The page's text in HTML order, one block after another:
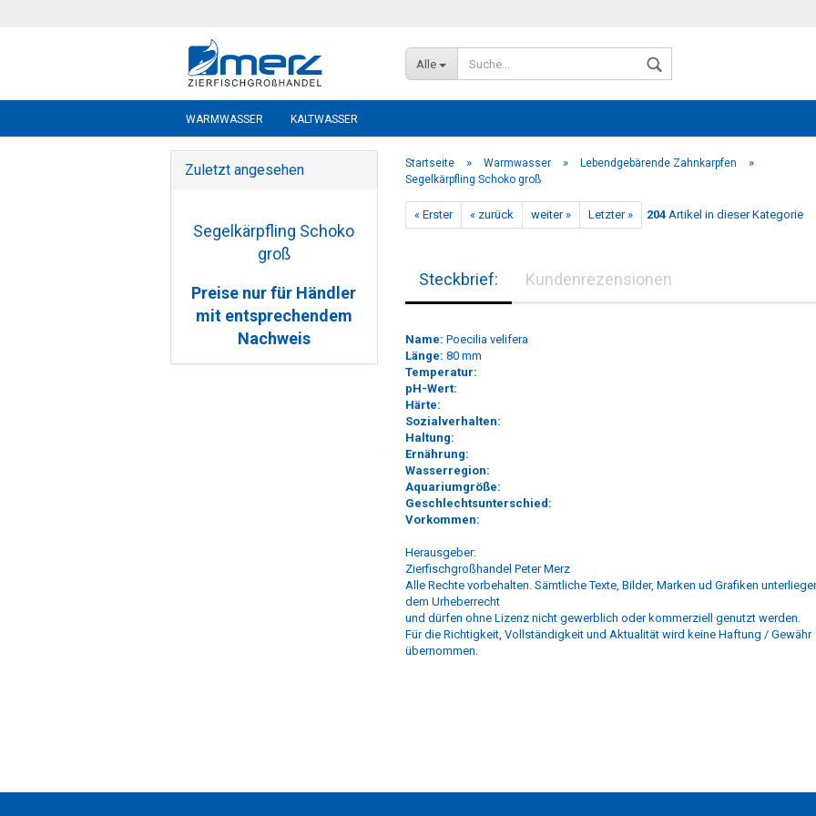
Alle
WARMWASSER KALTWASSER
Startseite » Warmwasser » Lebendgebärende Zahnkarpfen »
Segelkärpfling Schoko groß
« Erster « zurück weiter » Letzter » 204Artikel in dieser Kategorie
Steckbrief: Kundenrezensionen
Name: Poecilia velifera
Länge: 80 mm
Temperatur:
pH-Wert:
Härte:
Sozialverhalten:
Haltung:
Ernährung:
Wasserregion:
Aquariumgröße:
Geschlechtsunterschied:
Vorkommen:
Herausgeber:
Zierfischgroßhandel Peter Merz
Alle Rechte vorbehalten. Sämtliche Texte, Bilder, Marken ud Grafiken
dem Urheberrecht
und dürfen ohne Lizenz nicht gewerblich oder kommerziell genutzt werden.
Für die Richtigkeit, Vollständigkeit und Aktualität wird keine Haftung / Gewähr
übernommen.
Zuletzt angesehen
Segelkärpfling Schoko
groß
Preise nur für Händler
mit entsprechendem
Nachweis